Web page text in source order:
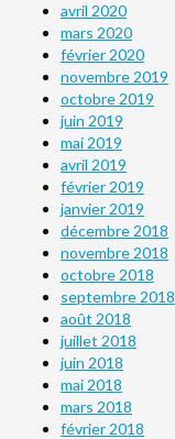
avril 2020
mars 2020
février 2020
novembre 2019
octobre 2019
juin 2019
mai 2019
avril 2019
février 2019
janvier 2019
décembre 2018
novembre 2018
octobre 2018
septembre 2018
août 2018
juillet 2018
juin 2018
mai 2018
mars 2018
février 2018